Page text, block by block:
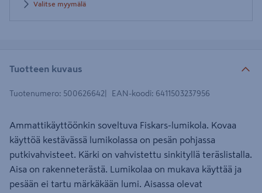
Valitse myymälä
Tuotteen kuvaus
Tuotenumero: 500626642 EAN-koodi: 6411503237956
Ammattikäyttöönkin soveltuva Fiskars-lumikola. Kovaa
käyttöä kestävässä lumikolassa on pesän pohjassa
putkivahvisteet. Kärki on vahvistettu sinkityllä teräslistalla.
Aisa on rakenneterästä. Lumikolaa on mukava käyttää ja
pesään ei tartu märkäkään lumi. Aisassa olevat